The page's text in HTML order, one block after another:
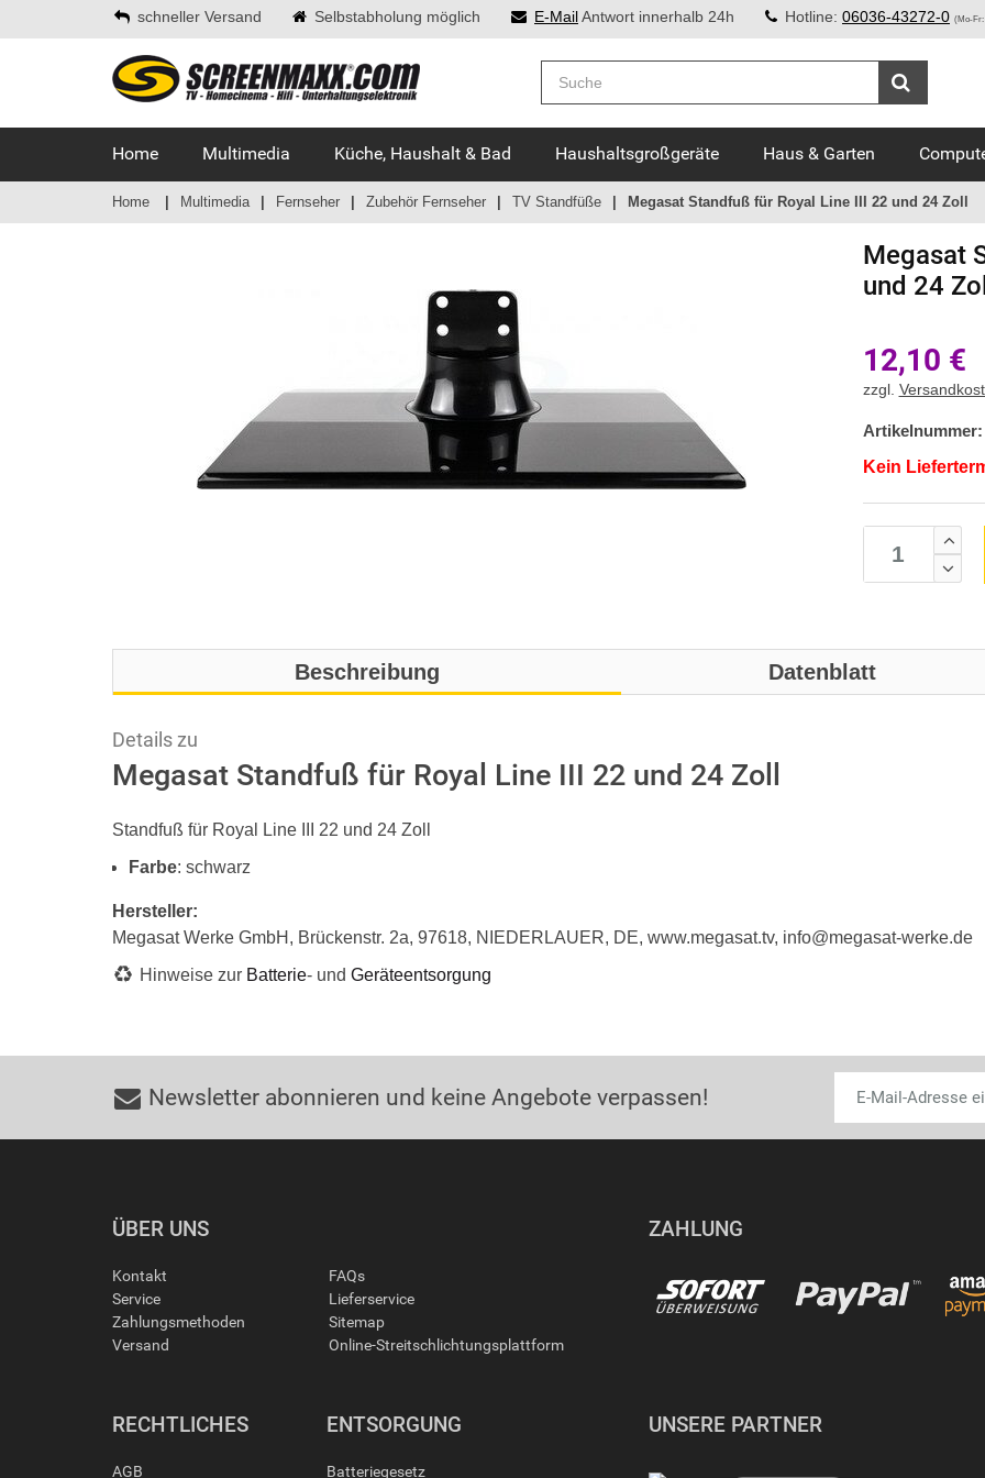
schneller Versand Selbstabholung möglich E-MailAntwort innerhalb 24h Hotline: 06036-43272-0 (Mo-Fr:
Home Multimedia Küche, Haushalt & Bad Haushaltsgroßgeräte Haus & Garten
Home Multimedia Fernseher Zubehör Fernseher TV Standfüße Megasat Standfuß für Royal Line III 22 und 24 Zoll
Megasat
und 24 Zoll
12,10 €
zzgl.
Artikelnummer:
Kein
Beschreibung Datenblatt
Details zu
Megasat Standfuß für Royal Line III 22 und 24 Zoll
Standfuß für Royal Line III 22 und 24 Zoll
Farbe: schwarz
Hersteller:
Megasat Werke GmbH, Brückenstr. 2a, 97618, NIEDERLAUER, DE, www.megasat.tv, info@megasat-werke.de
Hinweise zur Batterie- und Geräteentsorgung
Newsletter abonnieren und keine Angebote verpassen!
ÜBER UNS
Kontakt
Service
Zahlungsmethoden
Versand
FAQs
Lieferservice
Sitemap
Online-Streitschlichtungsplattform
ZAHLUNG
RECHTLICHES
AGB
ENTSORGUNG
Batteriegesetz
UNSERE PARTNER